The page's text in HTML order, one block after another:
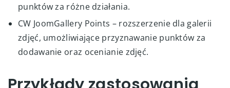
punktów za różne działania.
CW JoomGallery Points – rozszerzenie dla galerii
zdjęć, umożliwiające przyznawanie punktów za
dodawanie oraz ocenianie zdjęć.